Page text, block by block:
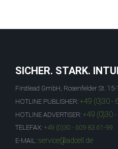
SICHER. STARK.
Firstlead GmbH, Rosenfelder St.
HOTLINE PUBLISHER: +49 (0)30 -
HOTLINE ADVERTISER: +49 (0)30
TELEFAX: +49 (0)30 - 609 83 61-99
E-MAIL: service@adcell.de